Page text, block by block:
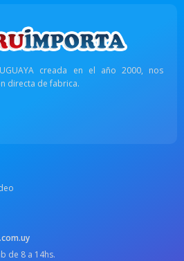
creada en el año 2000, nos
directa de fabrica.
de 8 a 14hs.